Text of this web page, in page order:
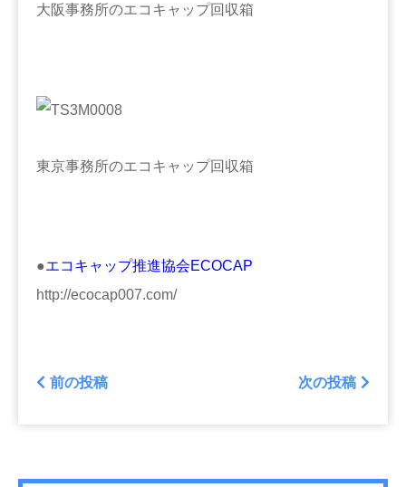
大阪事務所のエコキャップ回収箱
東京事務所のエコキャップ回収箱
●エコキャップ推進協会ECOCAP
http://ecocap007.com/
前の投稿 次の投稿